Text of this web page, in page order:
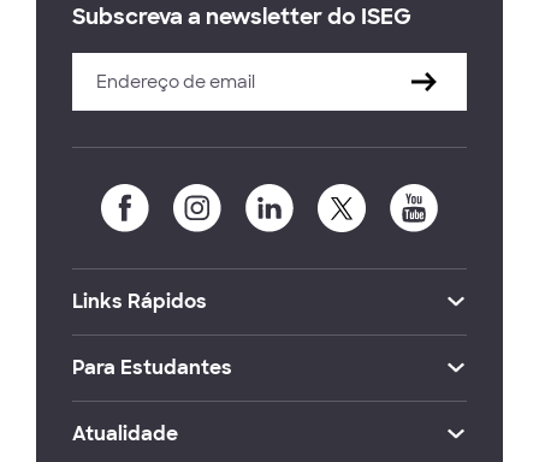
Subscreva a newsletter do ISEG
Links Rápidos
Para Estudantes
Atualidade